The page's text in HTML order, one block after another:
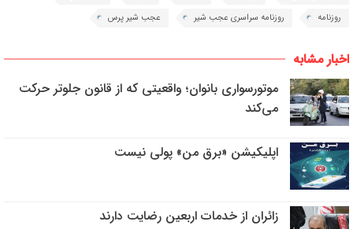
روزنامه
روزنامه سراسری عجب شیر عجب شیر پرس
اخبار مشابه
موتورسواری بانوان؛ واقعیتی که از قانون جلوتر حرکت
می‌کند
اپلیکیشن «برق من» پولی نیست
زائران از خدمات اربعین رضایت دارند